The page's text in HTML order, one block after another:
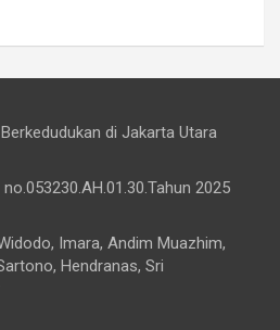
di Jakarta Utara
2025
Imara, Andim Muazhim,
Hendranas, Sri